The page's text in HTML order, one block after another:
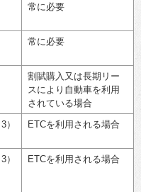
常に必要
常に必要
割賦購入又は長期リー
スにより自動車を利用
されている場合
ETCを利用される場合
ETCを利用される場合